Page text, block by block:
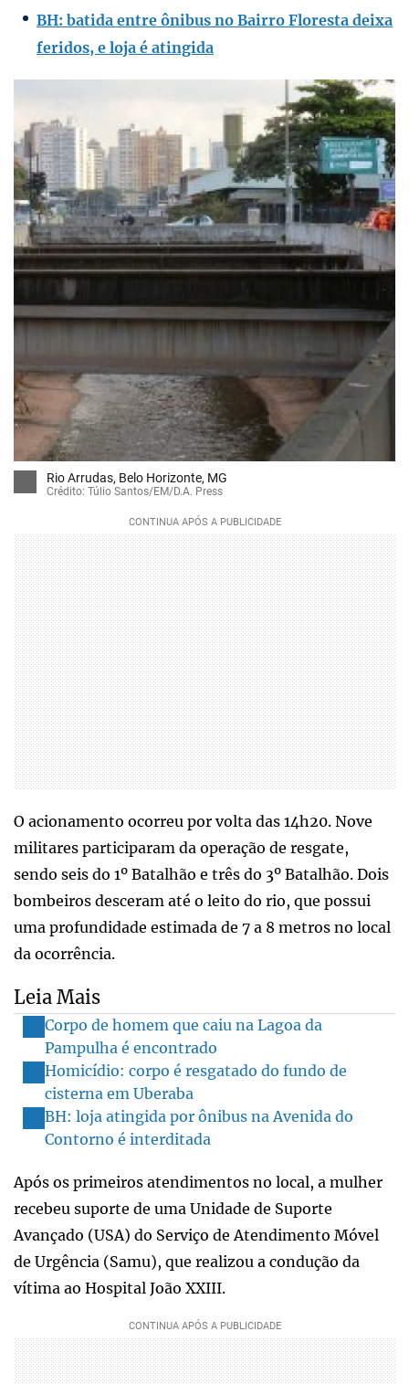
BH: batida entre ônibus no Bairro Floresta deixa
feridos, e loja é atingida
Rio Arrudas, Belo Horizonte, MG
Crédito: Túlio Santos/EM/D.A. Press
O acionamento ocorreu por volta das 14h20. Nove
militares participaram da operação de resgate,
sendo seis do 1º Batalhão e três do 3º Batalhão. Dois
bombeiros desceram até o leito do rio, que possui
uma profundidade estimada de 7 a 8 metros no local
da ocorrência.
Leia Mais
Corpo de homem que caiu na Lagoa da
Pampulha é encontrado
Homicídio: corpo é resgatado do fundo de
cisterna em Uberaba
BH: loja atingida por ônibus na Avenida do
Contorno é interditada
Após os primeiros atendimentos no local, a mulher
recebeu suporte de uma Unidade de Suporte
Avançado (USA) do Serviço de Atendimento Móvel
de Urgência (Samu), que realizou a condução da
vítima ao Hospital João XXIII.